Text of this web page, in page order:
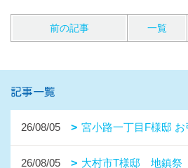
前の記事 一覧
記事一覧
26/08/05 宮小路一丁目F様邸 お
26/08/05 大村市T様邸 地鎮祭